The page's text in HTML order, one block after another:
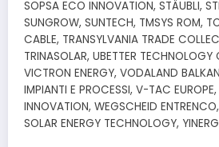
SOPSA ECO INNOVATION, STÄUBLI,
SUNGROW, SUNTECH, TMSYS ROM,
CABLE, TRANSYLVANIA TRADE
TRINASOLAR, UBETTER
VICTRON ENERGY, VODALAND
IMPIANTI E PROCESSI, V-TAC
INNOVATION, WEGSCHEID
SOLAR ENERGY TECHNOLOGY,